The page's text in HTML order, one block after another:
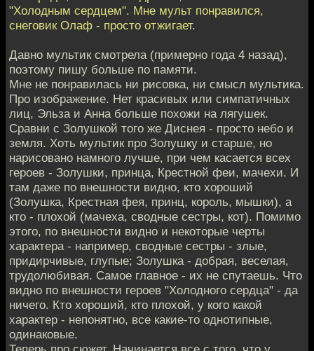
"Холодным сердцем". Мне мульт понравился,
снеговик Олаф - просто отжигает.
Давно мультик смотрела (примерно года 4 назад),
поэтому пишу больше по памяти.
Мне не понравилась ни рисовка, ни смысл мультика.
Про изображение. Нет красивых или симпатичных
лиц, Эльза и Анна больше похожи на лягушек.
Сравни с Золушкой того же Диснея - просто небо и
земля. Хоть мультик про Золушку и старше, но
нарисовано намного лучше, при чем касается всех
героев - Золушки, принца, Крестной феи, мачехи. И
там даже по внешности видно, кто хороший
(Золушка, Крестная фея, принц, король, мышки), а
кто - плохой (мачеха, сводные сестры, кот). Помимо
этого, по внешности видно и некоторые черты
характера - например, сводные сестры - злые,
придирчивые, глупые; Золушка - добрая, веселая,
трудолюбивая. Самое главное - их не спутаешь. Что
видно по внешности героев "Холодного сердца" - да
ничего. Кто хороший, кто плохой, у кого какой
характер - непонятно, все какие-то однотипные,
одинаковые.